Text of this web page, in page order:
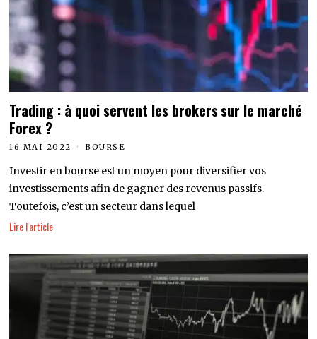
Trading : à quoi servent les brokers sur le marché
Forex ?
16 MAI 2022 BOURSE
Investir en bourse est un moyen pour diversifier vos
investissements afin de gagner des revenus passifs.
Toutefois, c’est un secteur dans lequel
Lire l'article